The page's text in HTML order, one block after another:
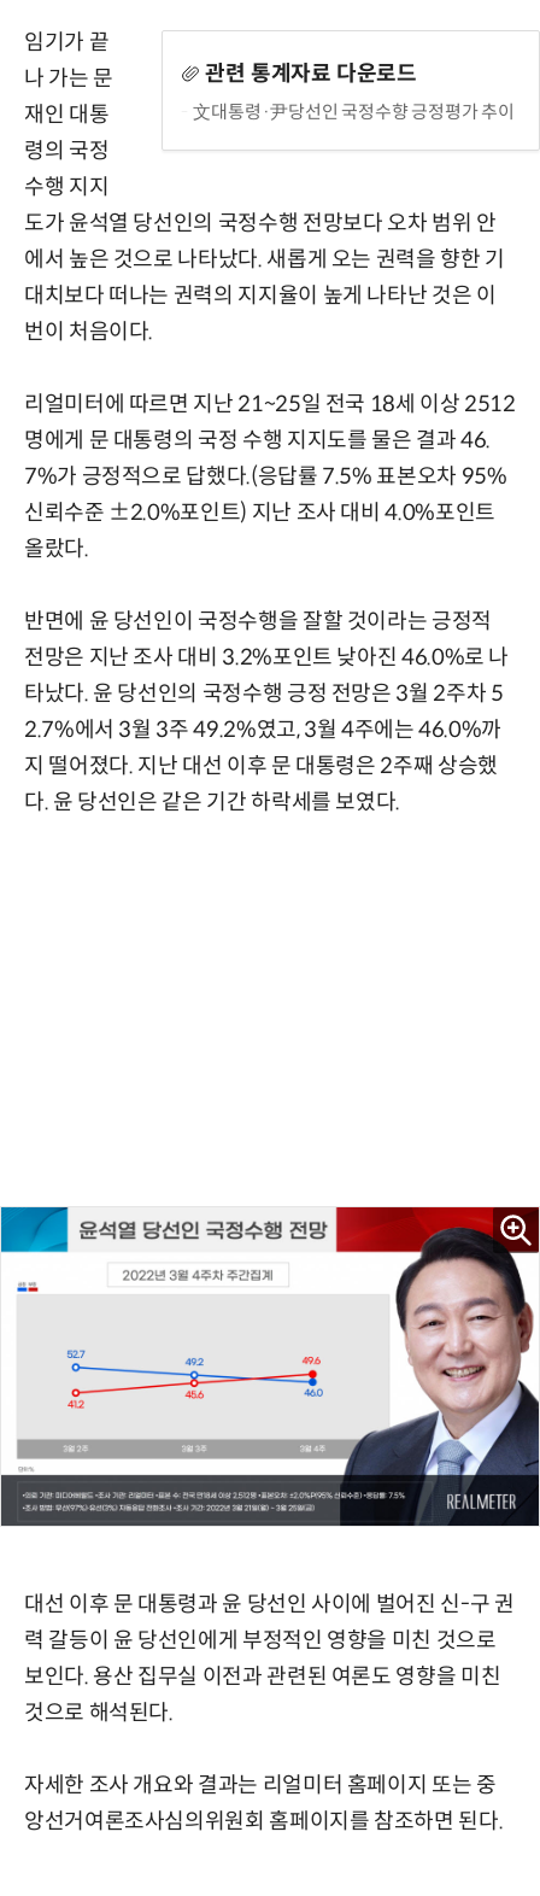
관련 통계자료 다운로드
文대통령·尹당선인 국정수향 긍정평가 추이
임기가 끝
나 가는 문
재인 대통
령의 국정
수행 지지
도가 윤석열 당선인의 국정수행 전망보다 오차 범위 안
에서 높은 것으로 나타났다. 새롭게 오는 권력을 향한 기
대치보다 떠나는 권력의 지지율이 높게 나타난 것은 이
번이 처음이다.
리얼미터에 따르면 지난 21~25일 전국 18세 이상 2512
명에게 문 대통령의 국정 수행 지지도를 물은 결과 46.
7%가 긍정적으로 답했다.(응답률 7.5% 표본오차 95%
신뢰수준 ±2.0%포인트) 지난 조사 대비 4.0%포인트
올랐다.
반면에 윤 당선인이 국정수행을 잘할 것이라는 긍정적
전망은 지난 조사 대비 3.2%포인트 낮아진 46.0%로 나
타났다. 윤 당선인의 국정수행 긍정 전망은 3월 2주차 5
2.7%에서 3월 3주 49.2%였고, 3월 4주에는 46.0%까
지 떨어졌다. 지난 대선 이후 문 대통령은 2주째 상승했
다. 윤 당선인은 같은 기간 하락세를 보였다.
대선 이후 문 대통령과 윤 당선인 사이에 벌어진 신-구 권
력 갈등이 윤 당선인에게 부정적인 영향을 미친 것으로
보인다. 용산 집무실 이전과 관련된 여론도 영향을 미친
것으로 해석된다.
자세한 조사 개요와 결과는 리얼미터 홈페이지 또는 중
앙선거여론조사심의위원회 홈페이지를 참조하면 된다.